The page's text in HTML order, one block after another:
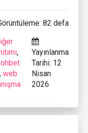
82 defa
,
, web
Yayınlanma
Tarihi: 12
Nisan
2026